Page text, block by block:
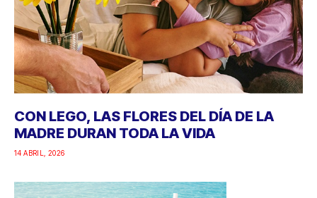
CON LEGO, LAS FLORES DEL DÍA DE LA
MADRE DURAN TODA LA VIDA
14 ABRIL, 2026